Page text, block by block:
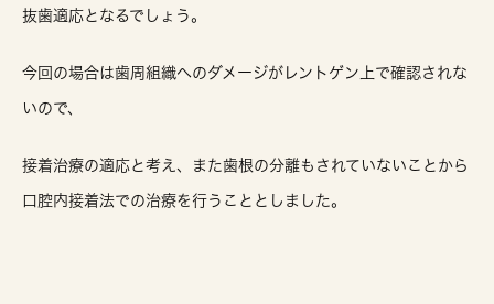
抜歯適応となるでしょう。
今回の場合は歯周組織へのダメージがレントゲン上で確認されな
いので、
接着治療の適応と考え、また歯根の分離もされていないことから
口腔内接着法での治療を行うこととしました。